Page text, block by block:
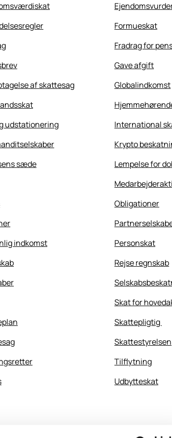
Formueskat
Fradrag for
Gave afgift
af skattesag
Globalindkomst
udstationering
International
Krypto
sæde
Lempelse for
Obligationer
indkomst
Personskat
Rejse regnskab
Skat for
Skattepligtig
Skattestyrelsen
Tilflytning
Udbytteskat